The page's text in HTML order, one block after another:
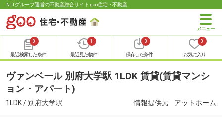
NTTグループ運営の不動産総合サイト goo住宅・不動産
0
最近検索した条件
1
最近見た物件
0
保存した条件
0
お気に入り
ヴァンベール 別府大学駅 1LDK 賃貸(賃貸マンシ
ョン・アパート)
1LDK / 別府大学駅 情報提供元 アットホーム